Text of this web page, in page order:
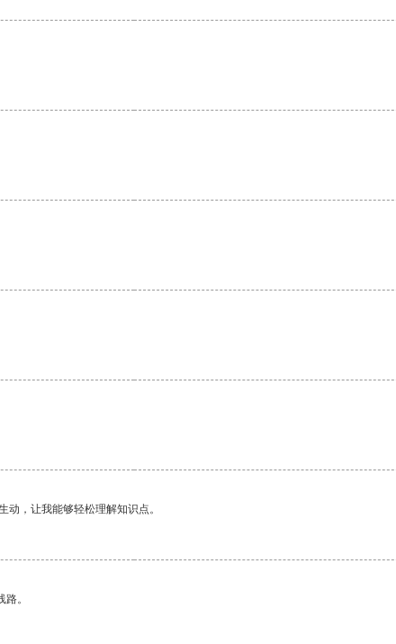
，让我能够轻松理解知识点。
。